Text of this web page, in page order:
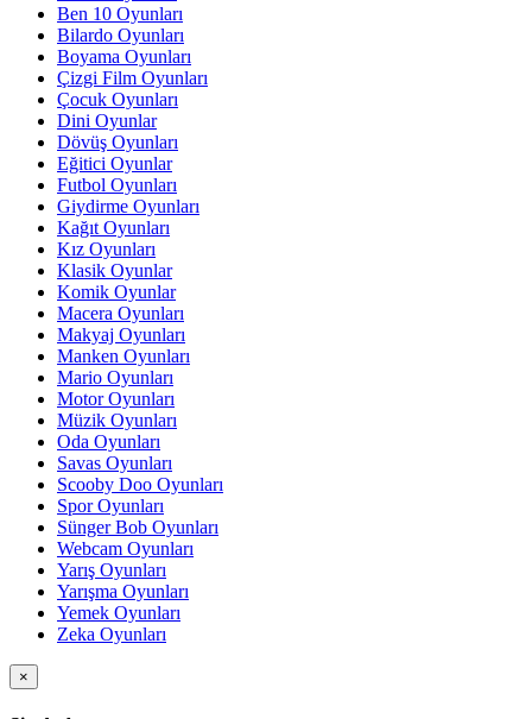
Ben 10 Oyunları
Bilardo Oyunları
Boyama Oyunları
Çizgi Film Oyunları
Çocuk Oyunları
Dini Oyunlar
Dövüş Oyunları
Eğitici Oyunlar
Futbol Oyunları
Giydirme Oyunları
Kağıt Oyunları
Kız Oyunları
Klasik Oyunlar
Komik Oyunlar
Macera Oyunları
Makyaj Oyunları
Manken Oyunları
Mario Oyunları
Motor Oyunları
Müzik Oyunları
Oda Oyunları
Savas Oyunları
Scooby Doo Oyunları
Spor Oyunları
Sünger Bob Oyunları
Webcam Oyunları
Yarış Oyunları
Yarışma Oyunları
Yemek Oyunları
Zeka Oyunları
×